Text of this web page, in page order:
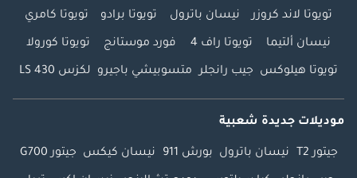
تويوتا لاند كروزر نيسان باترول تويوتا برادو تويوتا كامري
نيسان ألتيما تويوتا راف 4 فورد موستانج تويوتا كورولا
تويوتا هيلوكس جيب رانجلر متسوبيشي باجيرو لكزس LS 430
موديلات جديدة شعبية
جيتور T2 نيسان باترول بورش 911 نيسان كيكس جيتور G700